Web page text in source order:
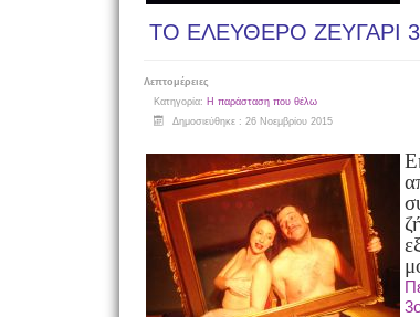
ΤΟ ΕΛΕΥΘΕΡΟ ΖΕΥΓΑΡΙ
Λεπτομέρειες
Κατηγορία: Η παράσταση που θέλω
Δημοσιεύθηκε : 26 Νοεμβρίου 2015